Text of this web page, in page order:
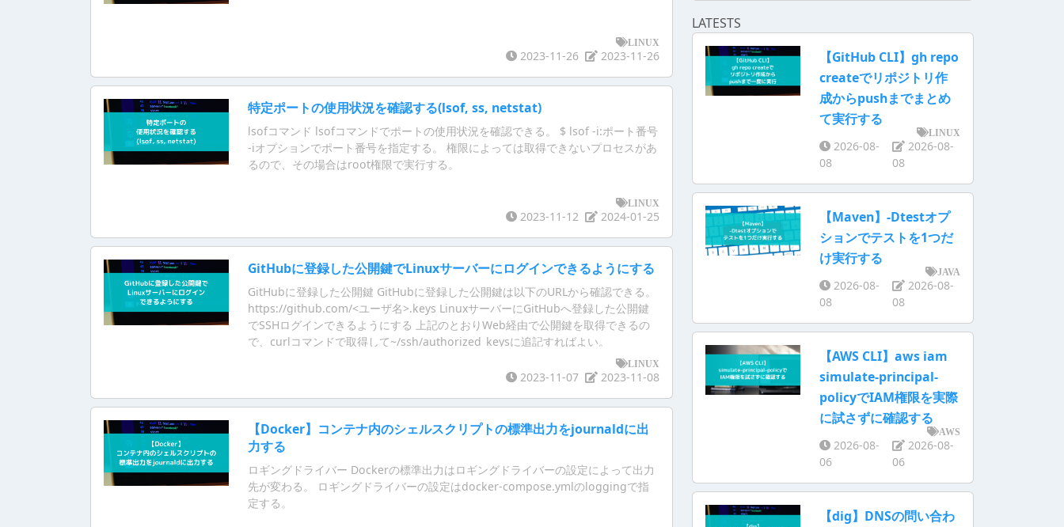
LINUX
2023-11-26 2023-11-26
特定ポートの使用状況を確認する(lsof, ss, netstat)
lsofコマンド lsofコマンドでポートの使用状況を確認できる。 $ lsof -i:ポート番号
-iオプションでポート番号を指定する。 権限によっては取得できないプロセスがあ
るので、その場合はroot権限で実行する。
LINUX
2023-11-12 2024-01-25
GitHubに登録した公開鍵でLinuxサーバーにログインできるようにする
GitHubに登録した公開鍵 GitHubに登録した公開鍵は以下のURLから確認できる。
https://github.com/<ユーザ名>.keys LinuxサーバーにGitHubへ登録した公開鍵
でSSHログインできるようにする 上記のとおりWeb経由で公開鍵を取得できるの
で、curlコマンドで取得して~/ssh/authorized_keysに追記すればよい。
LINUX
2023-11-07 2023-11-08
【Docker】コンテナ内のシェルスクリプトの標準出力をjournaldに出
力する
ロギングドライバー Dockerの標準出力はロギングドライバーの設定によって出力
先が変わる。 ロギングドライバーの設定はdocker-compose.ymlのloggingで指
定する。
LATESTS
【GitHub CLI】gh repo
createでリポジトリ作
成からpushまでまとめ
て実行する
LINUX
2026-08-
08
2026-08-
08
【Maven】-Dtestオプ
ションでテストを1つだ
け実行する
JAVA
2026-08-
08
2026-08-
08
【AWS CLI】aws iam
simulate-principal-
policyでIAM権限を実際
に試さずに確認する
AWS
2026-08-
06
2026-08-
06
【dig】DNSの問い合わ